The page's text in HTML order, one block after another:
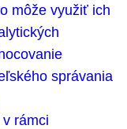
môže využiť ich
správania
rámci